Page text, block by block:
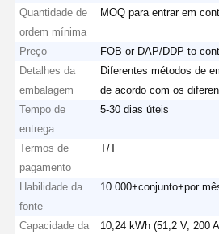
Quantidade de
ordem mínima
MOQ para entrar em
Preço
FOB or DAP/DDP to
Detalhes da
embalagem
Diferentes métodos de
de acordo com os
Tempo de
entrega
5-30 dias úteis
Termos de
pagamento
T/T
Habilidade da
fonte
10.000+conjunto+por
Capacidade da
10,24 kWh (51,2 V, 200